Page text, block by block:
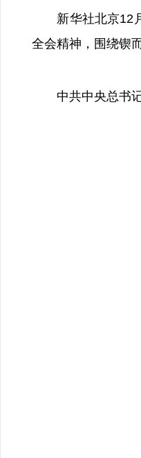
新华社北京12月
全会精神，围绕锲
中共中央总书记